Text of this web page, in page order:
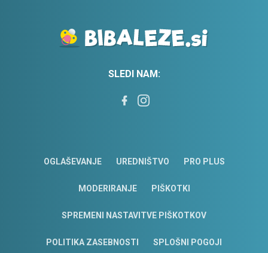
SLEDI NAM:
OGLAŠEVANJE UREDNIŠTVO PRO PLUS
MODERIRANJE PIŠKOTKI
SPREMENI NASTAVITVE PIŠKOTKOV
POLITIKA ZASEBNOSTI SPLOŠNI POGOJI